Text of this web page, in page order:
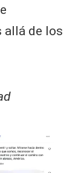
allá de los